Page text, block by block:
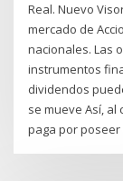
Real. Nuevo
mercado de
nacionales. Las
instrumentos
dividendos
se mueve Así,
paga por poseer